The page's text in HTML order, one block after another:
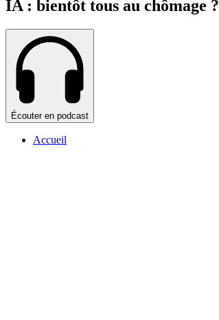
IA : bientôt tous au chômage ?
Écouter en podcast
Accueil